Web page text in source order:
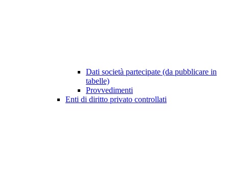
Dati società partecipate (da pubblicare in
tabelle)
Provvedimenti
Enti di diritto privato controllati